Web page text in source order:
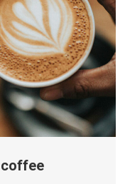
coffee